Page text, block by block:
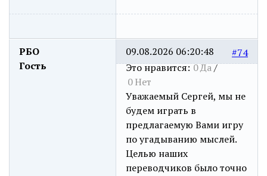
РБО
Гость
#74
Это нравится: 0Да/
0Нет
09.08.2026 06:20:48
Уважаемый Сергей, мы не
будем играть в
предлагаемую Вами игру
по угадыванию мыслей.
Целью наших
переводчиков было точно